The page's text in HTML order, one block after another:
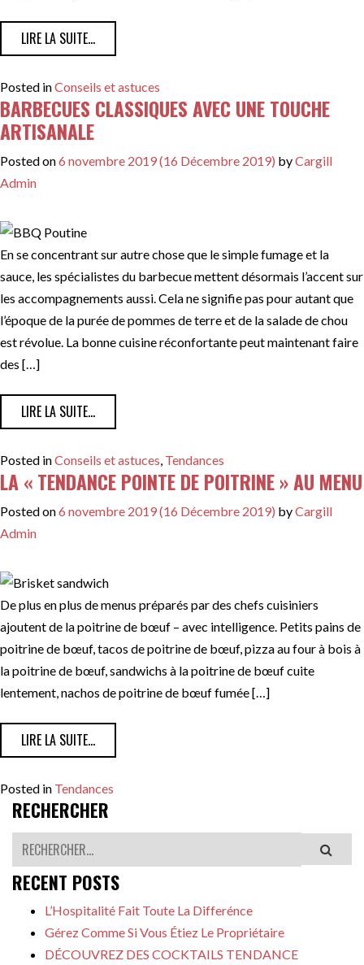
LIRE LA SUITE…
Posted inConseils et astuces
BARBECUES CLASSIQUES AVEC UNE TOUCHE
ARTISANALE
Posted on6 novembre 2019(16 Décembre 2019) byCargill
Admin
En se concentrant sur autre chose que le simple fumage et la
sauce, les spécialistes du barbecue mettent désormais l’accent sur
les accompagnements aussi. Cela ne signifie pas pour autant que
l’époque de la purée de pommes de terre et de la salade de chou
est révolue. La bonne cuisine réconfortante peut maintenant faire
des […]
LIRE LA SUITE…FROM BARBECUES CLASSIQUES AVEC UNE TOUCHE
Posted inConseils et astuces, Tendances
LA « TENDANCE POINTE DE POITRINE » AU MENU
Posted on6 novembre 2019(16 Décembre 2019) byCargill
Admin
De plus en plus de menus préparés par des chefs cuisiniers
ajoutent de la poitrine de bœuf – avec intelligence. Petits pains de
poitrine de bœuf, tacos de poitrine de bœuf, pizza au four à bois à
la poitrine de bœuf, sandwichs à la poitrine de bœuf cuite
lentement, nachos de poitrine de bœuf fumée […]
LIRE LA SUITE…FROM LA « TENDANCE POINTE DE POITRINE » AU MENU
Posted in Tendances
RECHERCHER
RECENT POSTS
L’Hospitalité Fait Toute La Differénce
Gérez Comme Si Vous Étiez Le Propriétaire
DÉCOUVREZ DES COCKTAILS TENDANCE